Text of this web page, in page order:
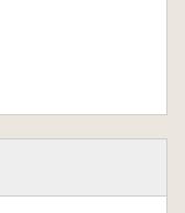
「鎌倉街道」
の分布等に検
はない手法で
た。